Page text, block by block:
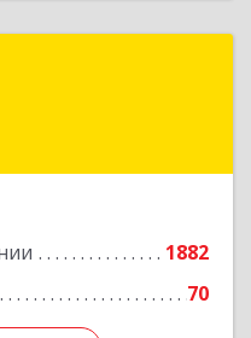
1882
70
Екатеринбург г,